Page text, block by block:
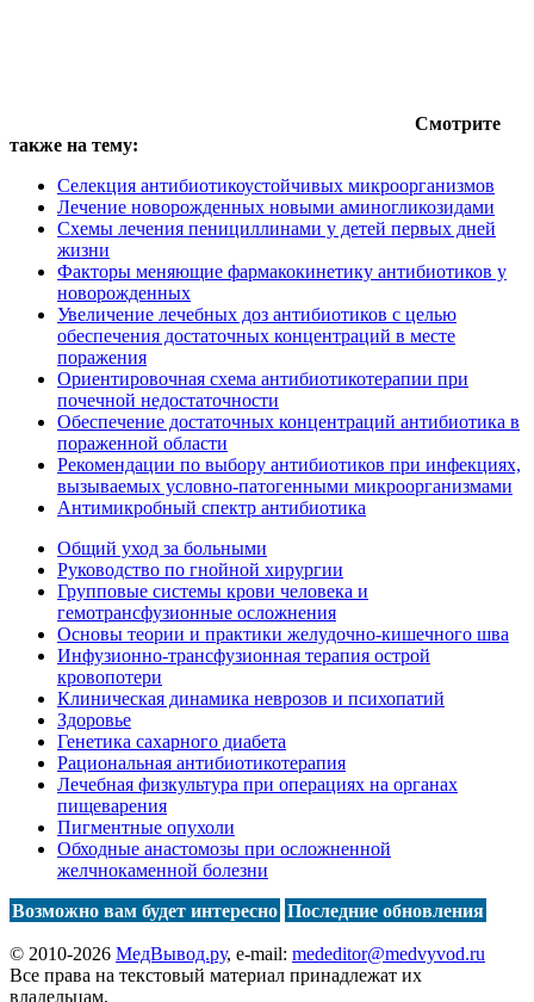
Смотрите
также на тему:
Селекция антибиотикоустойчивых микроорганизмов
Лечение новорожденных новыми аминогликозидами
Схемы лечения пенициллинами у детей первых дней
жизни
Факторы меняющие фармакокинетику антибиотиков у
новорожденных
Увеличение лечебных доз антибиотиков с целью
обеспечения достаточных концентраций в месте
поражения
Ориентировочная схема антибиотикотерапии при
почечной недостаточности
Обеспечение достаточных концентраций антибиотика в
пораженной области
Рекомендации по выбору антибиотиков при инфекциях,
вызываемых условно-патогенными микроорганизмами
Антимикробный спектр антибиотика
Общий уход за больными
Руководство по гнойной хирургии
Групповые системы крови человека и
гемотрансфузионные осложнения
Основы теории и практики желудочно-кишечного шва
Инфузионно-трансфузионная терапия острой
кровопотери
Клиническая динамика неврозов и психопатий
Здоровье
Генетика сахарного диабета
Рациональная антибиотикотерапия
Лечебная физкультура при операциях на органах
пищеварения
Пигментные опухоли
Обходные анастомозы при осложненной
желчнокаменной болезни
Возможно вам будет интересно Последние обновления
© 2010-2026 МедВывод.ру, e-mail: mededitor@medvyvod.ru
Все права на текстовый материал принадлежат их
владельцам.